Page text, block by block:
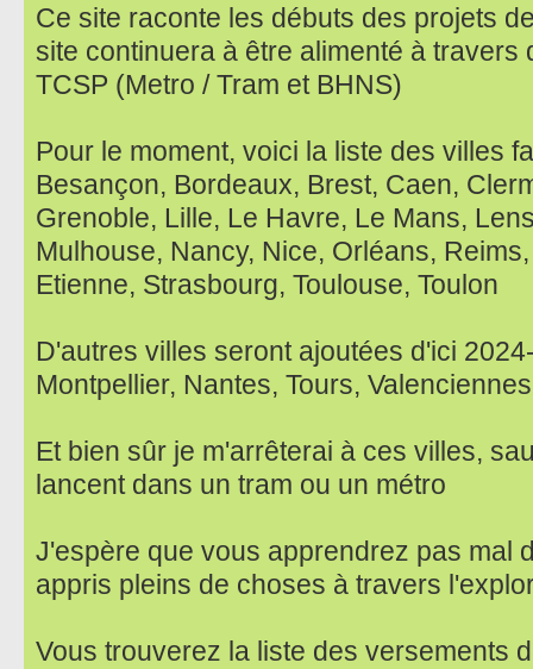
Ce site raconte les débuts des projets
site continuera à être alimenté à travers
TCSP (Metro / Tram et BHNS)
Pour le moment, voici la liste des villes
Besançon, Bordeaux, Brest, Caen,
Grenoble, Lille, Le Havre, Le Mans,
Mulhouse, Nancy, Nice, Orléans,
Etienne, Strasbourg, Toulouse, Toulon
D'autres villes seront ajoutées d'ici
Montpellier, Nantes, Tours, Valenciennes
Et bien sûr je m'arrêterai à ces villes,
lancent dans un tram ou un métro
J'espère que vous apprendrez pas mal
appris pleins de choses à travers
Vous trouverez la liste des versements